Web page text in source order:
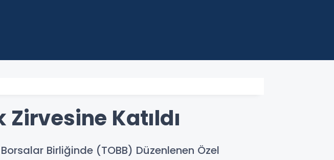
Katıldı
Birliğinde (TOBB) Düzenlenen Özel